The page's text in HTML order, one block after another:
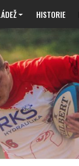
HISTORIE